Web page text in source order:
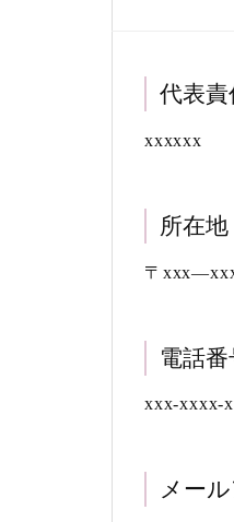
代表責
xxxxxx
所在地
〒
電話番
xxx-xxxx-
メー